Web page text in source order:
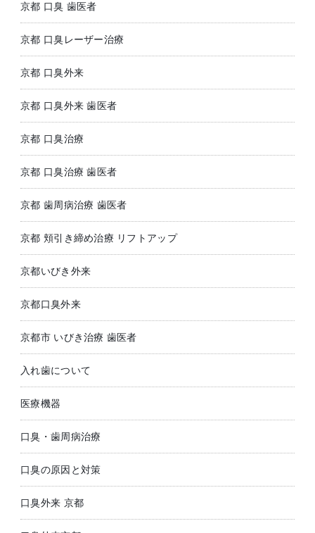
京都 口臭 歯医者
京都 口臭レーザー治療
京都 口臭外来
京都 口臭外来 歯医者
京都 口臭治療
京都 口臭治療 歯医者
京都 歯周病治療 歯医者
京都 頬引き締め治療 リフトアップ
京都いびき外来
京都口臭外来
京都市 いびき治療 歯医者
入れ歯について
医療機器
口臭・歯周病治療
口臭の原因と対策
口臭外来 京都